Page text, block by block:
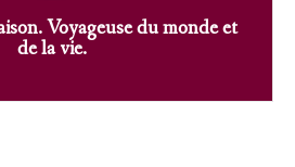
Voyageuse du monde et
de la vie.